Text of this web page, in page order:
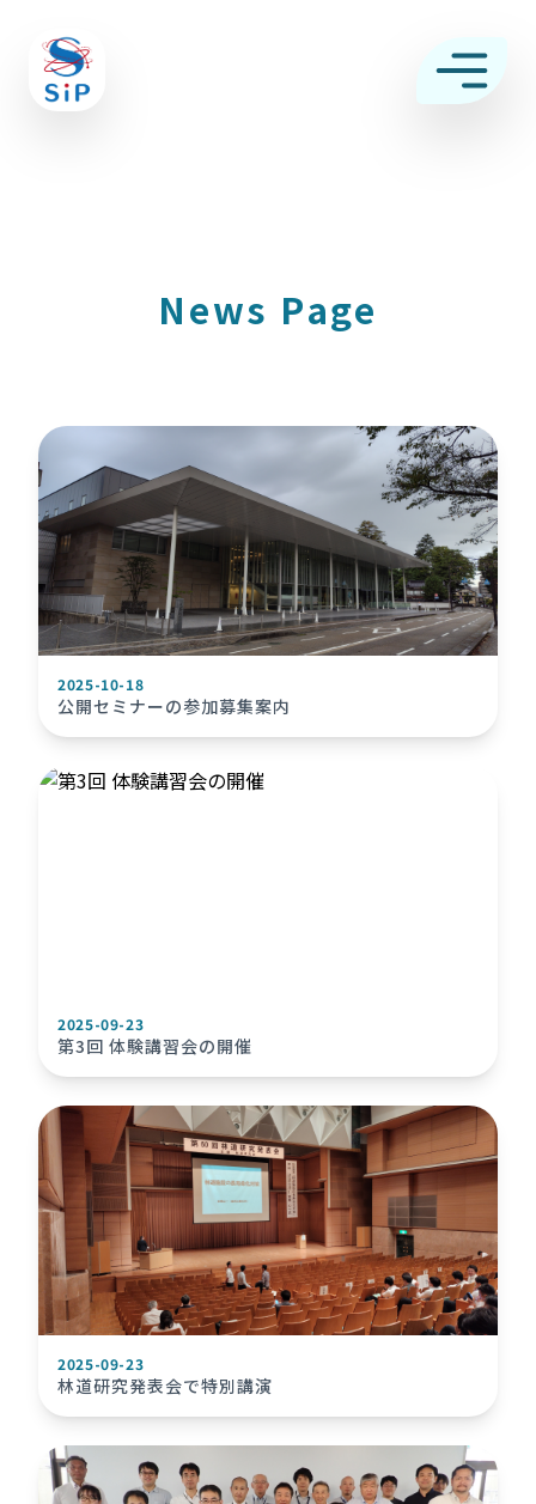
News Page
2025-10-18
公開セミナーの参加募集案内
2025-09-23
第3回 体験講習会の開催
2025-09-23
林道研究発表会で特別講演